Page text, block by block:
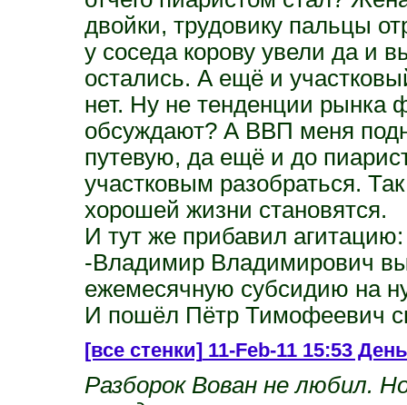
двойки, трудовику пальцы
у соседа корову увели да и
остались. А ещё и
нет. Ну не тенденции рынка
обсуждают? А ВВП меня
путевую, да ещё и до
участковым разобраться.
хорошей жизни становятся.
И тут же прибавил агитацию:
-Владимир Владимирович
ежемесячную субсидию на
И пошёл Пётр Тимофеевич
[все стенки]11-Feb-11 15:53
Разборок Вован не любил.